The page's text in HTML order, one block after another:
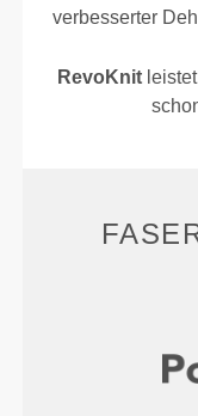
verbesserter
RevoKnitleistet